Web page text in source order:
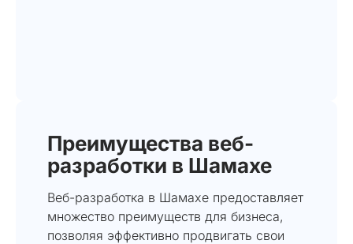
Преимущества веб-
разработки в Шамахе
Веб-разработка в Шамахе предоставляет
множество преимуществ для бизнеса,
позволяя эффективно продвигать свои